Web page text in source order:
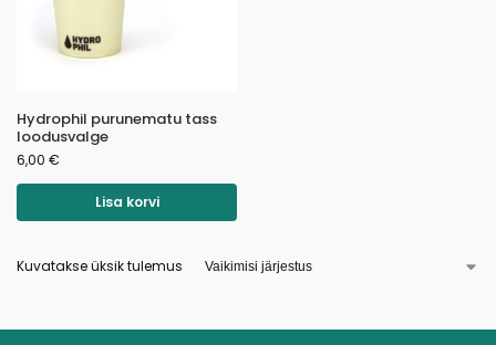
Hydrophil purunematu tass
loodusvalge
6,00 €
Lisa korvi
Kuvatakse üksik tulemus